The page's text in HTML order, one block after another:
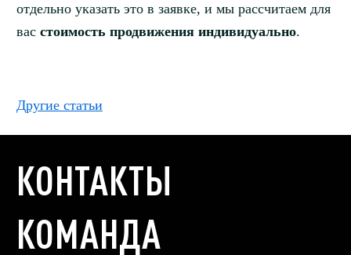
отдельно указать это в заявке, и мы рассчитаем для
вас стоимость продвижения индивидуально.
Другие статьи
КОНТАКТЫ
КОМАНДА